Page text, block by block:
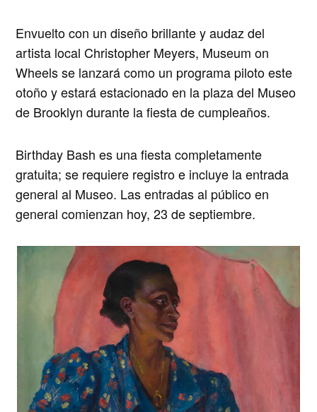
Envuelto con un diseño brillante y audaz del
artista localChristopher Meyers, Museum on
Wheels se lanzará como un programa piloto este
otoño y estará estacionado en la plaza del Museo
de Brooklyn durante la fiesta de cumpleaños.
Birthday Bash es una fiesta completamente
gratuita; se requiere registro e incluye la entrada
general al Museo. Las entradas al público en
general comienzan hoy, 23 de septiembre.